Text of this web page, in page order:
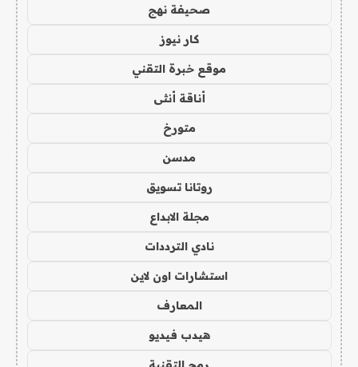
صحيفة نهج
كار نيوز
موقع خبرة التقني
أناقة أنثى
متورخ
مدسن
روتانا تسويق
مجلة الابداع
نادي الترددات
استشارات اون لاين
المعارف
هيدب فيديو